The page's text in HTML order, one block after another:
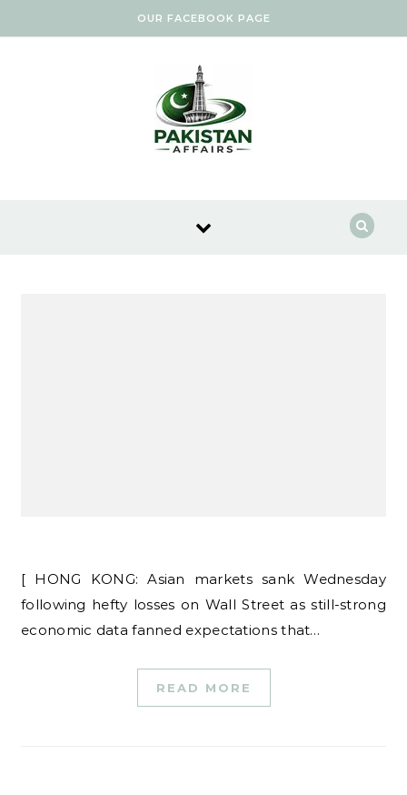
OUR FACEBOOK PAGE
[ HONG KONG: Asian markets sank Wednesday
following hefty losses on Wall Street as still-strong
economic data fanned expectations that…
READ MORE